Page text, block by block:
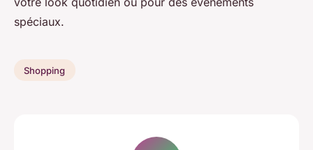
spéciaux.
Shopping